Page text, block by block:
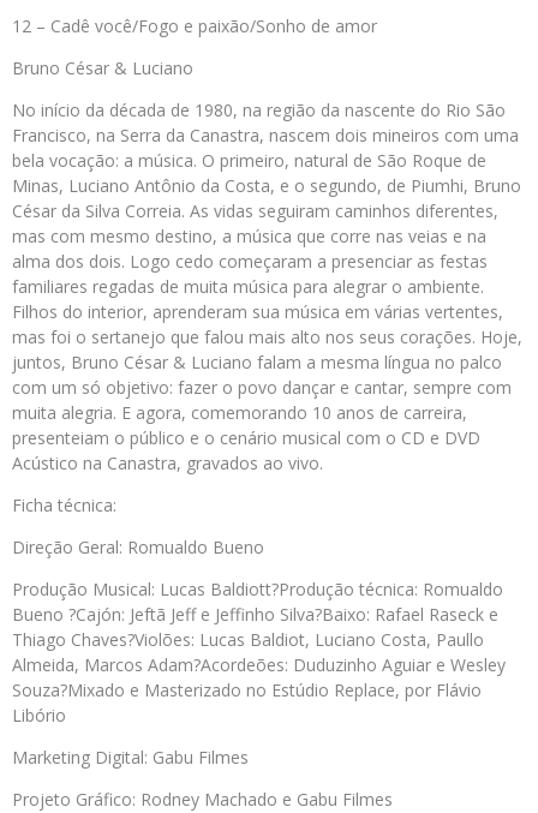
12 – Cadê você/Fogo e paixão/Sonho de amor
Bruno César & Luciano
No início da década de 1980, na região da nascente do Rio São
Francisco, na Serra da Canastra, nascem dois mineiros com uma
bela vocação: a música. O primeiro, natural de São Roque de
Minas, Luciano Antônio da Costa, e o segundo, de Piumhi, Bruno
César da Silva Correia. As vidas seguiram caminhos diferentes,
mas com mesmo destino, a música que corre nas veias e na
alma dos dois. Logo cedo começaram a presenciar as festas
familiares regadas de muita música para alegrar o ambiente.
Filhos do interior, aprenderam sua música em várias vertentes,
mas foi o sertanejo que falou mais alto nos seus corações. Hoje,
juntos, Bruno César & Luciano falam a mesma língua no palco
com um só objetivo: fazer o povo dançar e cantar, sempre com
muita alegria. E agora, comemorando 10 anos de carreira,
presenteiam o público e o cenário musical com o CD e DVD
Acústico na Canastra, gravados ao vivo.
Ficha técnica:
Direção Geral: Romualdo Bueno
Produção Musical: Lucas Baldiott?Produção técnica: Romualdo
Bueno ?Cajón: Jeftã Jeff e Jeffinho Silva?Baixo: Rafael Raseck e
Thiago Chaves?Violões: Lucas Baldiot, Luciano Costa, Paullo
Almeida, Marcos Adam?Acordeões: Duduzinho Aguiar e Wesley
Souza?Mixado e Masterizado no Estúdio Replace, por Flávio
Libório
Marketing Digital: Gabu Filmes
Projeto Gráfico: Rodney Machado e Gabu Filmes